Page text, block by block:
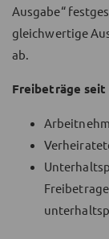
Ausgabe“
gleichwertige
ab.
Freibeträge seit